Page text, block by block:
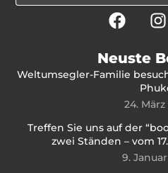
Neuste
Weltumsegler-Familie
24. März
Treffen Sie uns auf der
zwei Ständen – vom
9.